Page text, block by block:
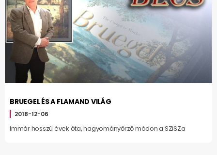
BRUEGEL ÉS A FLAMAND VILÁG
2018-12-06
Immár hosszú évek óta, hagyományőrző módon a SZiSZa